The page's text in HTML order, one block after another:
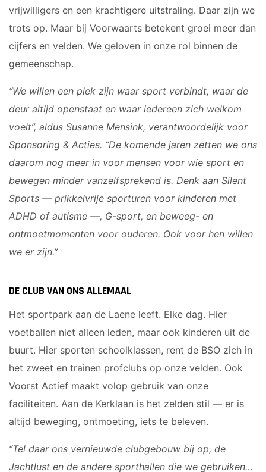
vrijwilligers en een krachtigere uitstraling. Daar zijn we
trots op. Maar bij Voorwaarts betekent groei meer dan
cijfers en velden. We geloven in onze rol binnen de
gemeenschap.
“We willen een plek zijn waar sport verbindt, waar de
deur altijd openstaat en waar iedereen zich welkom
voelt”, aldus Susanne Mensink, verantwoordelijk voor
Sponsoring & Acties. “De komende jaren zetten we ons
daarom nog meer in voor mensen voor wie sport en
bewegen minder vanzelfsprekend is. Denk aan Silent
Sports — prikkelvrije sporturen voor kinderen met
ADHD of autisme —, G-sport, en beweeg- en
ontmoetmomenten voor ouderen. Ook voor hen willen
we er zijn.”
DE CLUB VAN ONS ALLEMAAL
Het sportpark aan de Laene leeft. Elke dag. Hier
voetballen niet alleen leden, maar ook kinderen uit de
buurt. Hier sporten schoolklassen, rent de BSO zich in
het zweet en trainen profclubs op onze velden. Ook
Voorst Actief maakt volop gebruik van onze
faciliteiten. Aan de Kerklaan is het zelden stil — er is
altijd beweging, ontmoeting, iets te beleven.
“Tel daar ons vernieuwde clubgebouw bij op, de
Jachtlust en de andere sporthallen die we gebruiken…